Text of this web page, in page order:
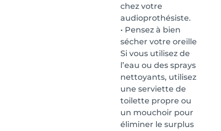
chez votre
audioprothésiste.
• Pensez à bien
sécher votre oreille
Si vous utilisez de
l’eau ou des sprays
nettoyants, utilisez
une serviette de
toilette propre ou
un mouchoir pour
éliminer le surplus